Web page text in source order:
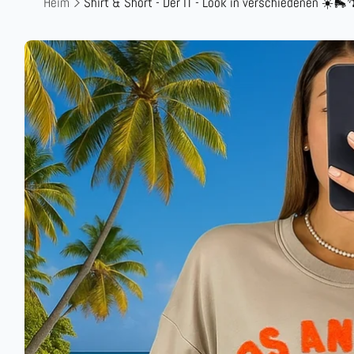
Produktinformationen
springen